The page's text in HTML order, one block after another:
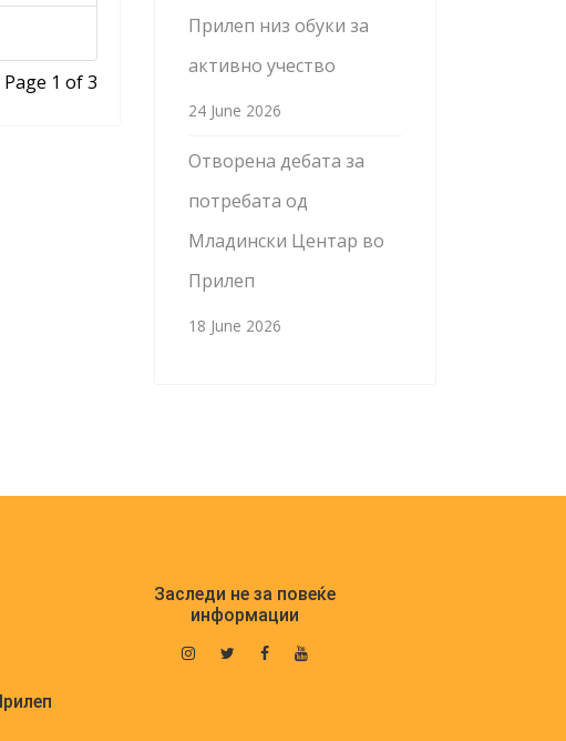
Page 1 of 3
Прилеп низ обуки за
активно учество
24 June 2026
Отворена дебата за
потребата од
Младински Центар во
Прилеп
18 June 2026
Заследи не за повеќе
информации